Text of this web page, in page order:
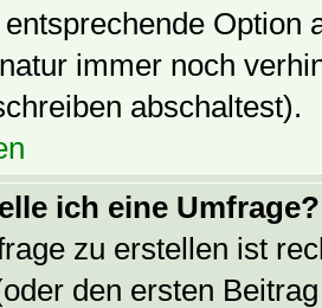
entsprechende
immer noch
abschaltest).
ich eine Umfrage?
zu erstellen ist
den ersten